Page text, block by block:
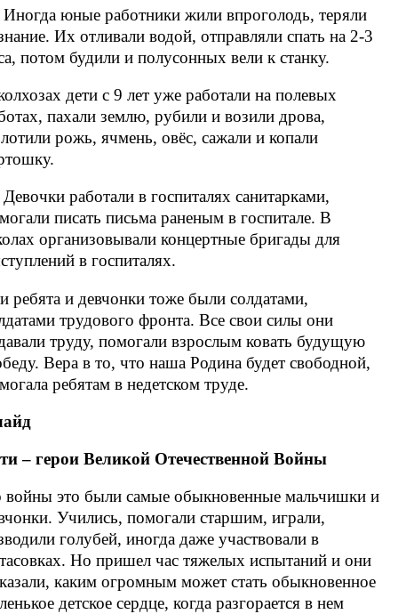
юные работники жили впроголодь, теряли
Их отливали водой, отправляли спать на 2-3
потом будили и полусонных вели к станку.
дети с 9 лет уже работали на полевых
пахали землю, рубили и возили дрова,
рожь, ячмень, овёс, сажали и копали
работали в госпиталях санитарками,
писать письма раненым в госпитале. В
организовывали концертные бригады для
в госпиталях.
ребята и девчонки тоже были солдатами,
трудового фронта. Все свои силы они
труду, помогали взрослым ковать будущую
Вера в то, что наша Родина будет свободной,
ребятам в недетском труде.
– герои Великой Отечественной Войны
войны это были самые обыкновенные мальчишки и
Учились, помогали старшим, играли,
голубей, иногда даже участвовали в
Но пришел час тяжелых испытаний и они
каким огромным может стать обыкновенное
детское сердце, когда разгорается в нем